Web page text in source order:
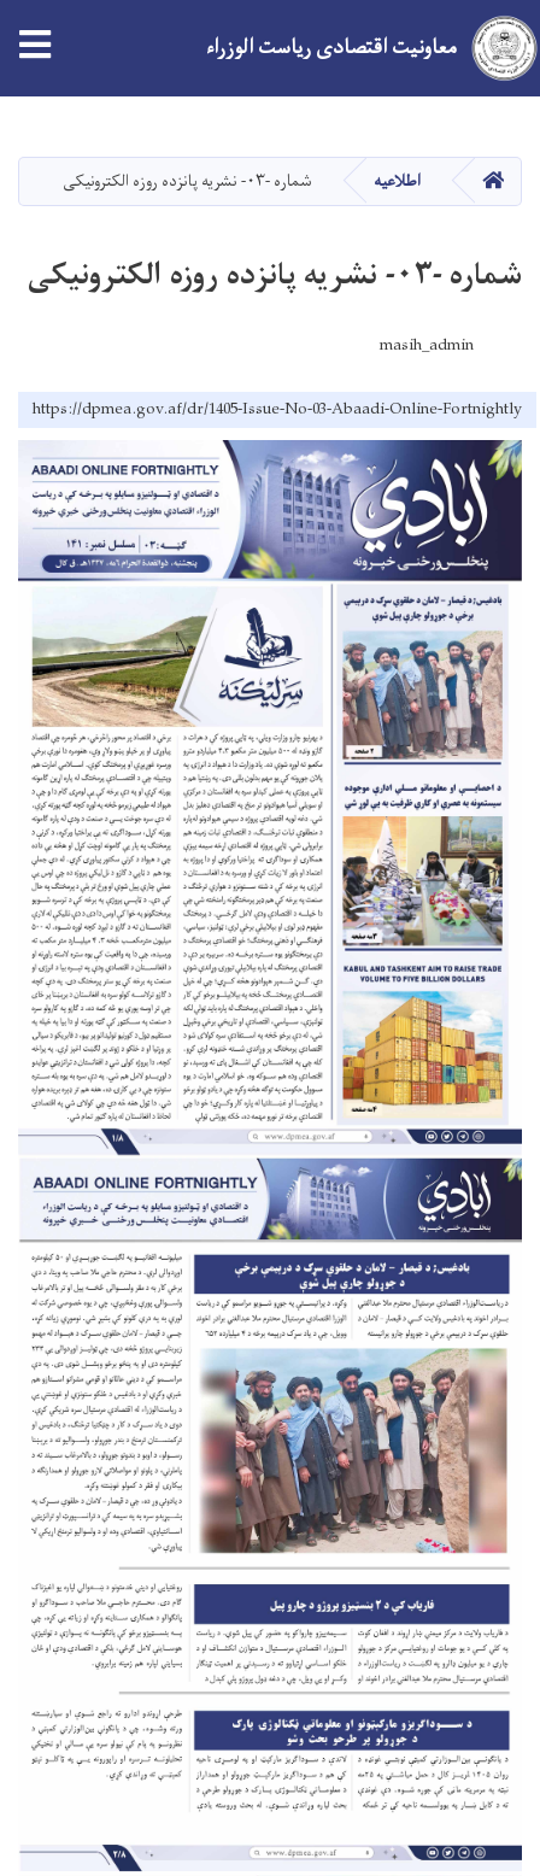
main
content
معاونیت اقتصادی ریاست الوزراء
صفحه اصلیاطلاعیه شماره -۰۳- نشريه پانزده روزه الکترونیکی
شماره -۰۳- نشريه پانزده روزه الکترونیکی
masih_admin
https://dpmea.gov.af/dr/1405-Issue-No-03-Abaadi-Online-Fortnightly